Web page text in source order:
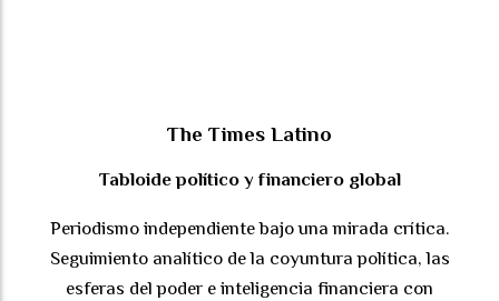
The Times Latino
Tabloide político y financiero global
Periodismo independiente bajo una mirada crítica.
Seguimiento analítico de la coyuntura política, las
esferas del poder e inteligencia financiera con